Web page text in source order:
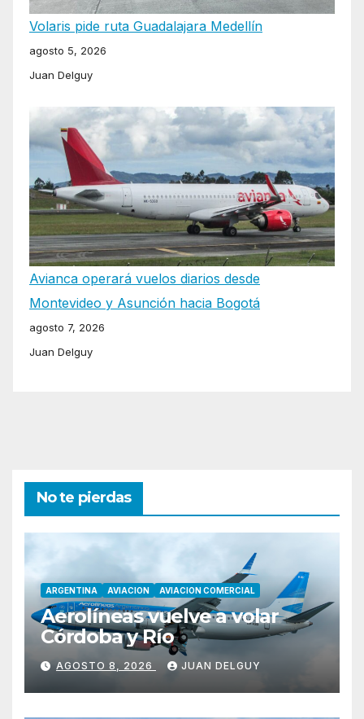
Volaris pide ruta Guadalajara Medellín
agosto 5, 2026
Juan Delguy
Avianca operará vuelos diarios desde
Montevideo y Asunción hacia Bogotá
agosto 7, 2026
Juan Delguy
No te pierdas
ARGENTINA AVIACION AVIACION COMERCIAL
Aerolíneas vuelve a volar
Córdoba y Río
AGOSTO 8, 2026 JUAN DELGUY